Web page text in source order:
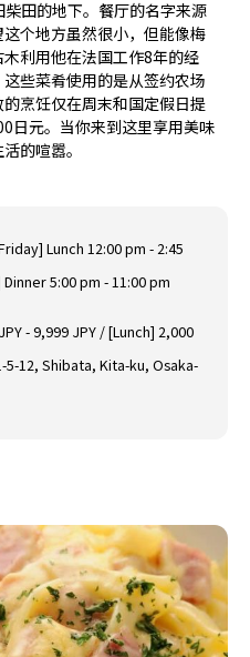
田的地下。餐厅的名字来源
个地方虽然很小，但能像梅
利用他在法国工作8年的经
些菜肴使用的是从签约农场
烹饪仅在周末和国定假日提
日元。当你来到这里享用美味
的喧嚣。
Lunch 12:00 pm - 2:45
5:00 pm - 11:00 pm
- 9,999 JPY / [Lunch] 2,000
5-12, Shibata, Kita-ku, Osaka-